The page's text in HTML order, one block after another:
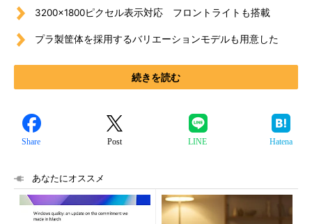
3200×1800ピクセル表示対応 フロントライトも搭載
プラ製筐体を採用するバリエーションモデルも用意した
続きを読む
Share Post LINE Hatena
あなたにオススメ